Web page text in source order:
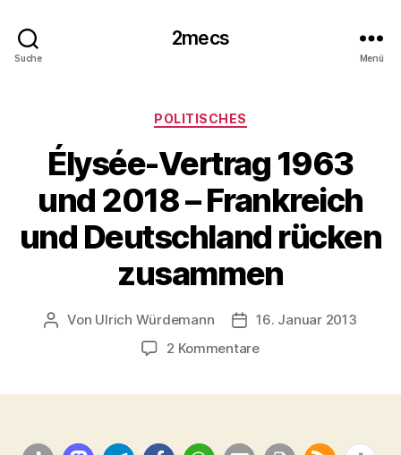
Suche
2mecs
Menü
Kategorien
POLITISCHES
Élysée-Vertrag 1963
und 2018 – Frankreich
und Deutschland rücken
zusammen
Beitragsautor
Von Ulrich Würdemann Beitragsdatum
16. Januar 2013
2 Kommentarezu
2018